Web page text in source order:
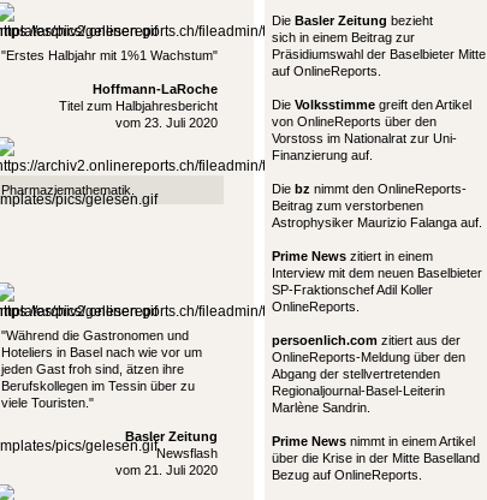
"Erstes Halbjahr mit 1%1 Wachstum"
Hoffmann-LaRoche
Titel zum Halbjahresbericht
vom 23. Juli 2020
Pharmaziemathematik.
"Während die Gastronomen und
Hoteliers in Basel nach wie vor um
jeden Gast froh sind, ätzen ihre
Berufskollegen im Tessin über zu
viele Touristen."
Basler Zeitung
Newsflash
vom 21. Juli 2020
Die Basler Zeitung bezieht
sich in einem Beitrag zur
Präsidiumswahl der Baselbieter Mitte
auf OnlineReports.
Die Volksstimme greift den Artikel
von OnlineReports über den
Vorstoss im Nationalrat zur Uni-
Finanzierung auf.
Die bz nimmt den OnlineReports-
Beitrag zum verstorbenen
Astrophysiker Maurizio Falanga auf.
Prime News zitiert in einem
Interview mit dem neuen Baselbieter
SP-Fraktionschef Adil Koller
OnlineReports.
persoenlich.com zitiert aus der
OnlineReports-Meldung über den
Abgang der stellvertretenden
Regionaljournal-Basel-Leiterin
Marlène Sandrin.
Prime News nimmt in einem Artikel
über die Krise in der Mitte Baselland
Bezug auf OnlineReports.